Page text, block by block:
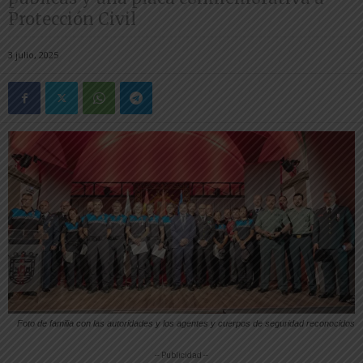
Protección Civil
3 julio, 2025
Foto de familia con las autoridades y los agentes y cuerpos de seguridad reconocidos
-- Publicidad --